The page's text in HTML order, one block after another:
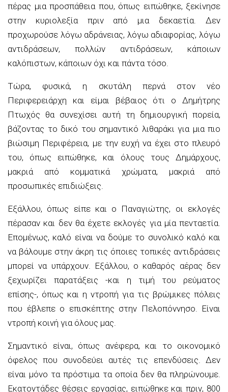
πέρας μια προσπάθεια που, όπως ειπώθηκε, ξεκίνησε
στην κυριολεξία πριν από μια δεκαετία. Δεν
προχωρούσε λόγω αδράνειας, λόγω αδιαφορίας, λόγω
αντιδράσεων, πολλών αντιδράσεων, κάποιων
καλόπιστων, κάποιων όχι και πάντα τόσο.
Τώρα, φυσικά, η σκυτάλη περνά στον νέο
Περιφερειάρχη και είμαι βέβαιος ότι ο Δημήτρης
Πτωχός θα συνεχίσει αυτή τη δημιουργική πορεία,
βάζοντας το δικό του σημαντικό λιθαράκι για μια πιο
βιώσιμη Περιφέρεια, με την ευχή να έχει στο πλευρό
του, όπως ειπώθηκε, και όλους τους Δημάρχους,
μακριά από κομματικά χρώματα, μακριά από
προσωπικές επιδιώξεις.
Εξάλλου, όπως είπε και ο Παναγιώτης, οι εκλογές
πέρασαν και δεν θα έχετε εκλογές για μία πενταετία.
Επομένως, καλό είναι να δούμε το συνολικό καλό και
να βάλουμε στην άκρη τις όποιες τοπικές αντιδράσεις
μπορεί να υπάρχουν. Εξάλλου, ο καθαρός αέρας δεν
ξεχωρίζει παρατάξεις -και η τιμή του ρεύματος
επίσης-, όπως και η ντροπή για τις βρώμικες πόλεις
που έβλεπε ο επισκέπτης στην Πελοπόννησο. Είναι
ντροπή κοινή για όλους μας.
Σημαντικό είναι, όπως ανέφερα, και το οικονομικό
όφελος που συνοδεύει αυτές τις επενδύσεις. Δεν
είναι μόνο τα πρόστιμα τα οποία δεν θα πληρώνουμε.
Εκατοντάδες θέσεις εργασίας, ειπώθηκε και πριν, 800